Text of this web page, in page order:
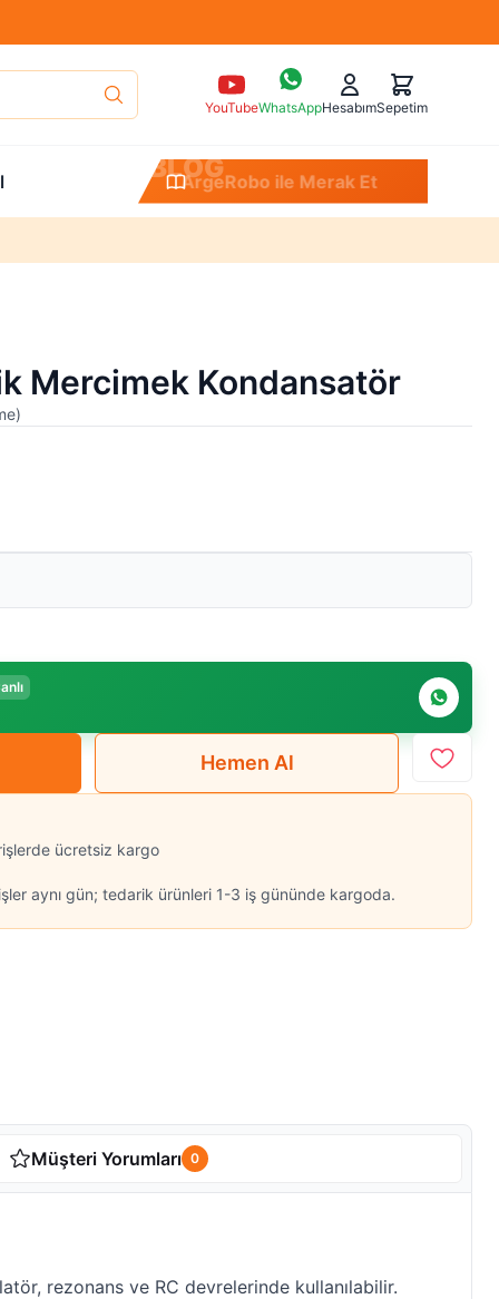
YouTubeWhatsAppHesabımSepetim
BLOG
ArgeRobo ile Merak Et
Mercimek Kondansatör
)
Hemen Al
ücretsiz kargo
aynı gün; tedarik ürünleri 1-3 iş gününde kargoda.
Müşteri Yorumları 0
rezonans ve RC devrelerinde kullanılabilir.